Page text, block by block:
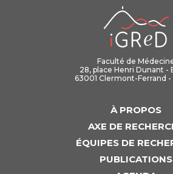
Faculté de
28, place Henri Dunant -
63001 Clermont-Ferrand -
À PROPOS
AXE DE
ÉQUIPES DE
PUBLICATIONS